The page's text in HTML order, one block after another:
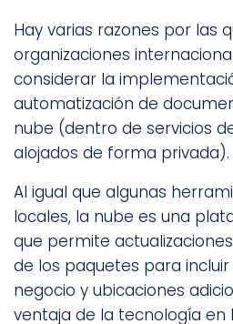
Hay varias razones por las
organizaciones
considerar la
automatización de
nube (dentro de servicios
alojados de forma privada).
Al igual que algunas
locales, la nube es una
que permite
de los paquetes para
negocio y ubicaciones
ventaja de la tecnología en